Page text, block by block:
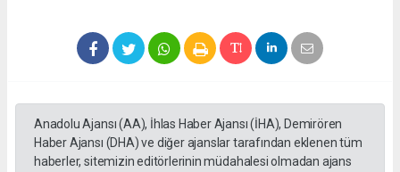
Anadolu Ajansı (AA), İhlas Haber Ajansı (İHA), Demirören
Haber Ajansı (DHA) ve diğer ajanslar tarafından eklenen tüm
haberler, sitemizin editörlerinin müdahalesi olmadan ajans